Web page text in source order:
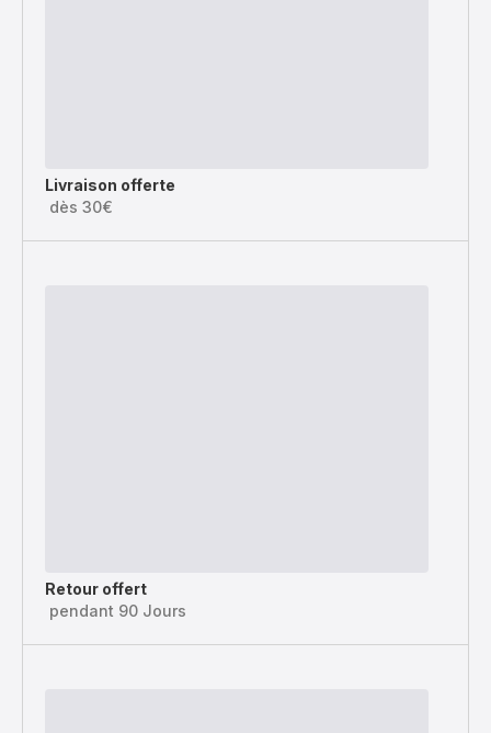
Livraison offerte
dès 30€
Retour offert
pendant 90 Jours